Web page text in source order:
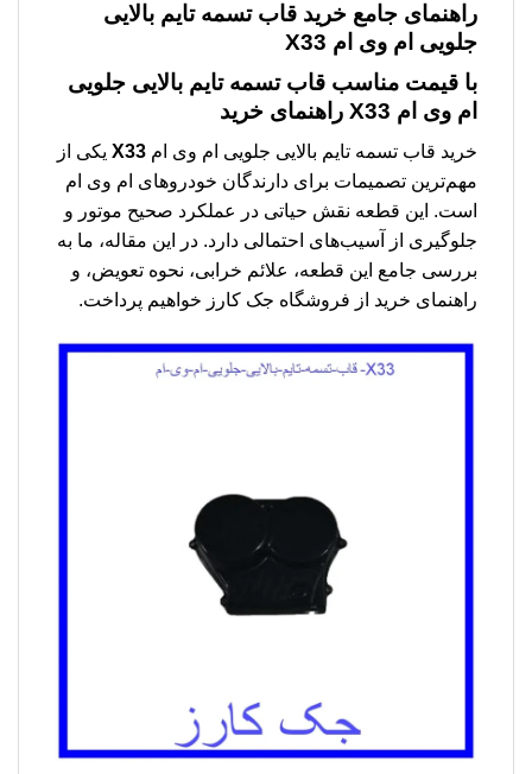
راهنمای جامع خرید قاب تسمه تایم بالایی
جلویی ام وی ام X33
با قیمت مناسب قاب تسمه تایم بالایی جلویی
ام وی ام X33 راهنمای خرید
خرید قاب تسمه تایم بالایی جلویی ام وی ام X33 یکی از
مهم‌ترین تصمیمات برای دارندگان خودروهای ام وی ام
است. این قطعه نقش حیاتی در عملکرد صحیح موتور و
جلوگیری از آسیب‌های احتمالی دارد. در این مقاله، ما به
بررسی جامع این قطعه، علائم خرابی، نحوه تعویض، و
راهنمای خرید از فروشگاه جک کارز خواهیم پرداخت.